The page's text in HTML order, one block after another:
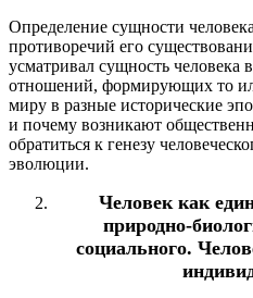
Определение сущности
противоречий его
усматривал сущность человека
отношений, формирующих то
миру в разные исторические
и почему возникают
обратиться к генезу
эволюции.
Человек как
природно-
социального.